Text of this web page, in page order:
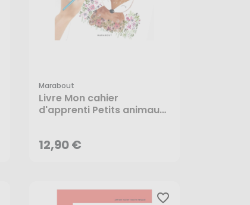
Marabout
Livre Mon cahier
d'apprenti Petits animaux
12,90 €
12,90 €
AJOUTER AU PANIER
favorite_border